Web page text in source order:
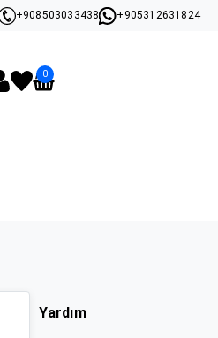
+908503033438 +905312631824
0
Yardım